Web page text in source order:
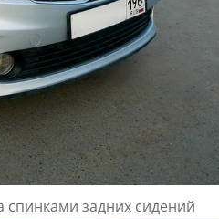
спинками задних сидений